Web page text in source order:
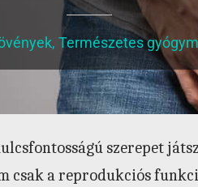
, Természetes
szerepet
csak a reprodukciós